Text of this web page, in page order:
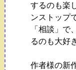
するのも楽
ンストップ
「相談」で
るのも大好
作者様の新